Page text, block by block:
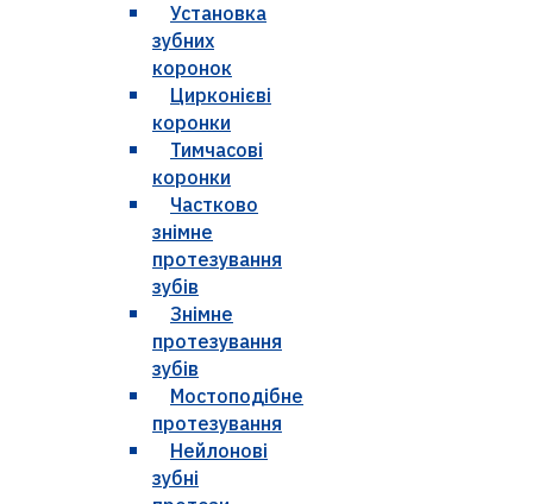
Установка
зубних
коронок
Цирконієві
коронки
Тимчасові
коронки
Частково
знімне
протезування
зубів
Знімне
протезування
зубів
Мостоподібне
протезування
Нейлонові
зубні